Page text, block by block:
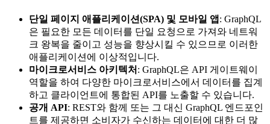
단일 페이지 애플리케이션(SPA) 및 모바일 앱 : GraphQL
은 필요한 모든 데이터를 단일 요청으로 가져와 네트워
크 왕복을 줄이고 성능을 향상시킬 수 있으므로 이러한
애플리케이션에 이상적입니다.
마이크로서비스 아키텍처 : GraphQL은 API 게이트웨이
역할을 하여 다양한 마이크로서비스에서 데이터를 집계
하고 클라이언트에 통합된 API를 노출할 수 있습니다.
공개 API: REST와 함께 또는 그 대신 GraphQL 엔드포인
트를 제공하면 소비자가 수신하는 데이터에 대한 더 많